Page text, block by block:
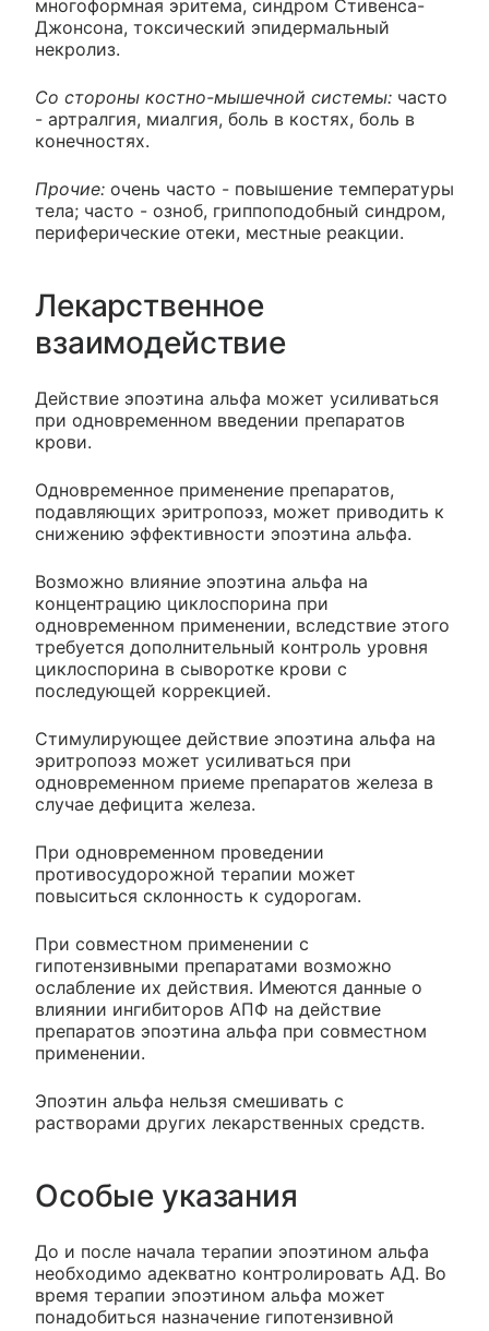
многоформная эритема, синдром Стивенса-
Джонсона, токсический эпидермальный
некролиз.
Со стороны костно-мышечной системы: часто
- артралгия, миалгия, боль в костях, боль в
конечностях.
Прочие: очень часто - повышение температуры
тела; часто - озноб, гриппоподобный синдром,
периферические отеки, местные реакции.
Лекарственное
взаимодействие
Действие эпоэтина альфа может усиливаться
при одновременном введении препаратов
крови.
Одновременное применение препаратов,
подавляющих эритропоэз, может приводить к
снижению эффективности эпоэтина альфа.
Возможно влияние эпоэтина альфа на
концентрацию циклоспорина при
одновременном применении, вследствие этого
требуется дополнительный контроль уровня
циклоспорина в сыворотке крови с
последующей коррекцией.
Стимулирующее действие эпоэтина альфа на
эритропоэз может усиливаться при
одновременном приеме препаратов железа в
случае дефицита железа.
При одновременном проведении
противосудорожной терапии может
повыситься склонность к судорогам.
При совместном применении с
гипотензивными препаратами возможно
ослабление их действия. Имеются данные о
влиянии ингибиторов АПФ на действие
препаратов эпоэтина альфа при совместном
применении.
Эпоэтин альфа нельзя смешивать с
растворами других лекарственных средств.
Особые указания
До и после начала терапии эпоэтином альфа
необходимо адекватно контролировать АД. Во
время терапии эпоэтином альфа может
понадобиться назначение гипотензивной